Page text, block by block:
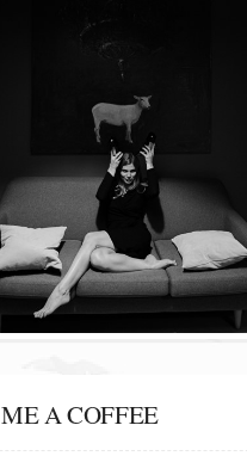
A COFFEE